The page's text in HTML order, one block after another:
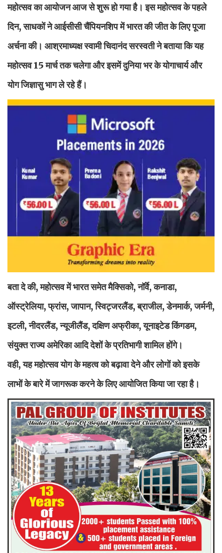
महोत्सव का आयोजन आज से शुरू हो गया है। इस महोत्सव के पहले
दिन, साधकों ने आईसीसी चैंपियनशिप में भारत की जीत के लिए पूजा
अर्चना की। आश्रमाध्यक्ष स्वामी चिदानंद सरस्वती ने बताया कि यह
महोत्सव 15 मार्च तक चलेगा और इसमें दुनिया भर के योगाचार्य और
योग जिज्ञासु भाग ले रहे हैं।
बता दे की, महोत्सव में भारत समेत मैक्सिको, नॉर्वे, कनाडा,
ऑस्ट्रेलिया, फ्रांस, जापान, स्विट्जरलैंड, ब्राजील, डेनमार्क, जर्मनी,
इटली, नीदरलैंड, न्यूजीलैंड, दक्षिण अफ्रीका, यूनाइटेड किंगडम,
संयुक्त राज्य अमेरिका आदि देशों के प्रतिभागी शामिल होंगे।
वही, यह महोत्सव योग के महत्व को बढ़ावा देने और लोगों को इसके
लाभों के बारे में जागरूक करने के लिए आयोजित किया जा रहा है।